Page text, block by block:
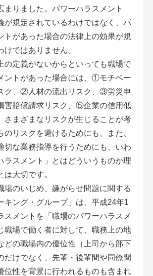
まりました。パワーハラスメント
が規定されているわけではなく、パ
トがあった場合の法律上の効果が規
けではありません。
の定義がないからといっても職場で
ントがあった場合には、①モチベー
ク、②人材の流出リスク、③労災申
害賠償請求リスク、⑤企業の信用低
さまざまなリスクが生じることが考
のリスクを避けるためにも、また、
切な業務指導を行うためにも、いわ
ラスメント」とはどういうものか理
大切です。
場のいじめ、嫌がらせ問題に関する
ング・グループ」は、平成24年1
スメントを「職場のパワーハラスメ
職場で働く者に対して、職務上の地
どの職場内の優位性（上司から部下
だけでなく、先輩・後輩間や同僚間
位性を背景に行われるものも含まれ